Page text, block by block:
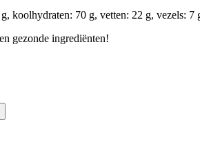
koolhydraten: 70 g, vetten: 22 g, vezels: 7
gezonde ingrediënten!